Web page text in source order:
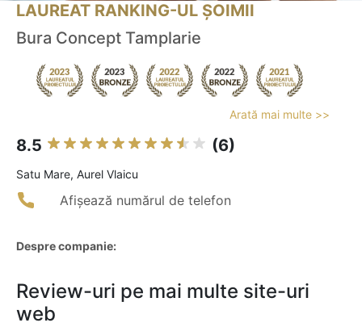
LAUREAT RANKING-UL ȘOIMII
Bura Concept Tamplarie
Arată mai multe >>
8.5 (6)
Satu Mare, Aurel Vlaicu
Afișează numărul de telefon
Despre companie:
Review-uri pe mai multe site-uri
web